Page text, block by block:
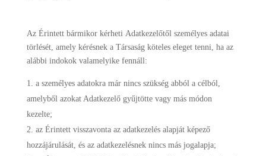
Az Érintett bármikor kérheti Adatkezelőtől személyes adatai
törlését, amely kérésnek a Társaság köteles eleget tenni, ha az
alábbi indokok valamelyike fennáll:
a személyes adatokra már nincs szükség abból a célból,
amelyből azokat Adatkezelő gyűjtötte vagy más módon
kezelte;
az Érintett visszavonta az adatkezelés alapját képező
hozzájárulását, és az adatkezelésnek nincs más jogalapja;